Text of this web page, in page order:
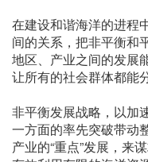
在建设和谐海洋的进程
间的关系，把非平衡和
地区、产业之间的发展
让所有的社会群体都能
非平衡发展战略，以加
一方面的率先突破带动
产业的“重点”发展，来